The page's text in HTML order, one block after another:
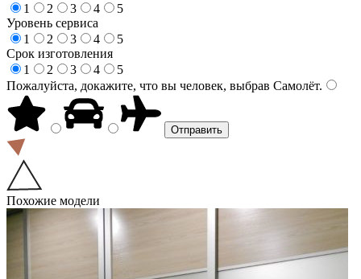
1
2 3 4
5
Уровень сервиса
1
2 3 4
5
Срок изготовления
1
2 3 4
5
Пожалуйста, докажите, что вы человек, выбрав Самолёт.
Похожие модели